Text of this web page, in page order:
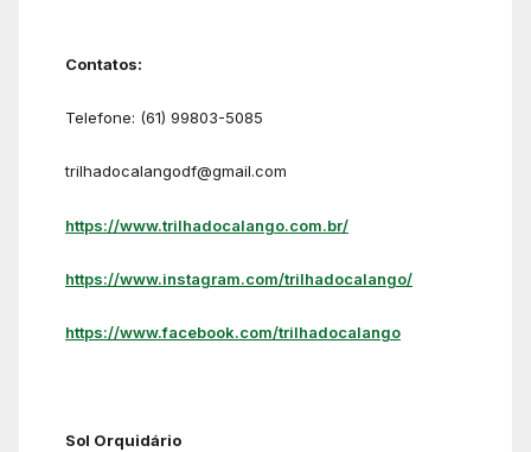
Contatos:
Telefone: (61) 99803-5085
trilhadocalangodf@gmail.com
https://www.trilhadocalango.com.br/
https://www.instagram.com/trilhadocalango/
https://www.facebook.com/trilhadocalango
Sol Orquidário